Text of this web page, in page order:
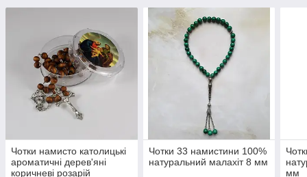
Чотки намисто католицькі
ароматичні дерев'яні
коричневі розарій
Чотки 33 намистини 100%
натуральний малахіт 8 мм
мм